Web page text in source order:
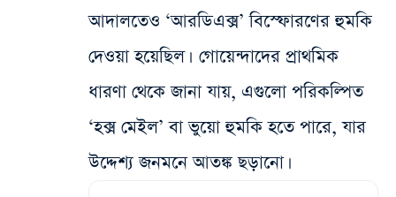
আদালতেও ‘আরডিএক্স’ বিস্ফোরণের হুমকি
দেওয়া হয়েছিল। গোয়েন্দাদের প্রাথমিক
ধারণা থেকে জানা যায়, এগুলো পরিকল্পিত
‘হক্স মেইল’ বা ভুয়ো হুমকি হতে পারে, যার
উদ্দেশ্য জনমনে আতঙ্ক ছড়ানো।